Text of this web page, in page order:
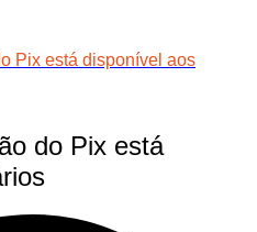
Pix está disponível aos
do Pix está